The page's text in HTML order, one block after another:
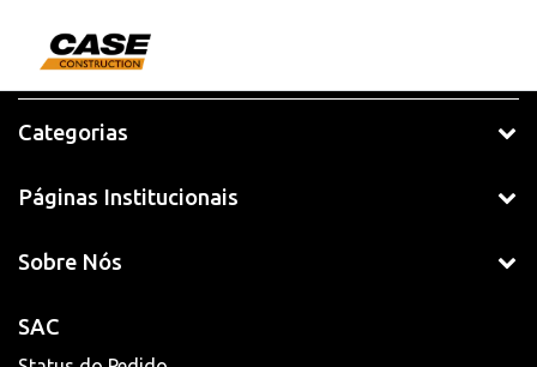
Categorias
Páginas Institucionais
Sobre Nós
SAC